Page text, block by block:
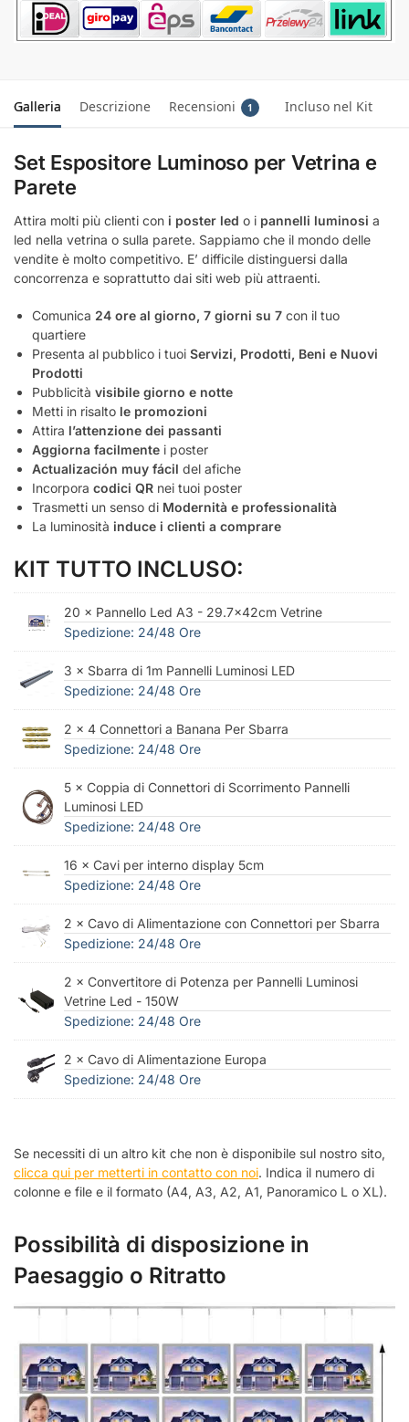
Galleria Descrizione Recensioni 1 Incluso nel Kit
Set Espositore Luminoso per Vetrina e
Parete
Attira molti più clienti con i poster led o i pannelli luminosi a
led nella vetrina o sulla parete. Sappiamo che il mondo delle
vendite è molto competitivo. E’ difficile distinguersi dalla
concorrenza e soprattutto dai siti web più attraenti.
Comunica 24 ore al giorno, 7 giorni su 7 con il tuo
quartiere
Presenta al pubblico i tuoi Servizi, Prodotti, Beni e Nuovi
Prodotti
Pubblicità visibile giorno e notte
Metti in risalto le promozioni
Attira l’attenzione dei passanti
Aggiorna facilmente i poster
Actualización muy fácil del afiche
Incorpora codici QR nei tuoi poster
Trasmetti un senso di Modernità e professionalità
La luminosità induce i clienti a comprare
KIT TUTTO INCLUSO:
20 × Pannello Led A3 - 29.7x42cm Vetrine
Spedizione: 24/48 Ore
3 × Sbarra di 1m Pannelli Luminosi LED
Spedizione: 24/48 Ore
2 × 4 Connettori a Banana Per Sbarra
Spedizione: 24/48 Ore
5 × Coppia di Connettori di Scorrimento Pannelli
Luminosi LED
Spedizione: 24/48 Ore
16 × Cavi per interno display 5cm
Spedizione: 24/48 Ore
2 × Cavo di Alimentazione con Connettori per Sbarra
Spedizione: 24/48 Ore
2 × Convertitore di Potenza per Pannelli Luminosi
Vetrine Led - 150W
Spedizione: 24/48 Ore
2 × Cavo di Alimentazione Europa
Spedizione: 24/48 Ore
Se necessiti di un altro kit che non è disponibile sul nostro sito,
clicca qui per metterti in contatto con noi. Indica il numero di
colonne e file e il formato (A4, A3, A2, A1, Panoramico L o XL).
Possibilità di disposizione in
Paesaggio o Ritratto